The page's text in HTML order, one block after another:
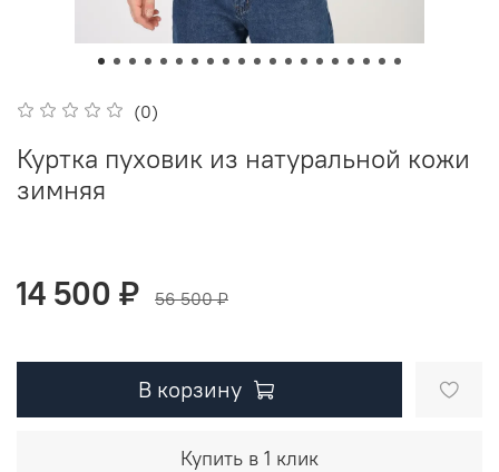
(0)
Куртка пуховик из натуральной кожи
зимняя
14 500 ₽ 56 500 ₽
В корзину
Купить в 1 клик